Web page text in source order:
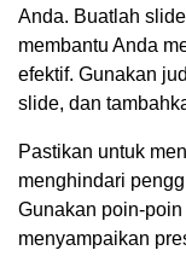
Anda. Buatlah
membantu Anda
efektif. Gunakan
slide, dan
Pastikan untuk
menghindari
Gunakan poin-
menyampaikan